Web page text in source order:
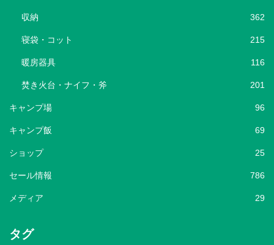
収納 362
寝袋・コット 215
暖房器具 116
焚き火台・ナイフ・斧 201
キャンプ場 96
キャンプ飯 69
ショップ 25
セール情報 786
メディア 29
タグ